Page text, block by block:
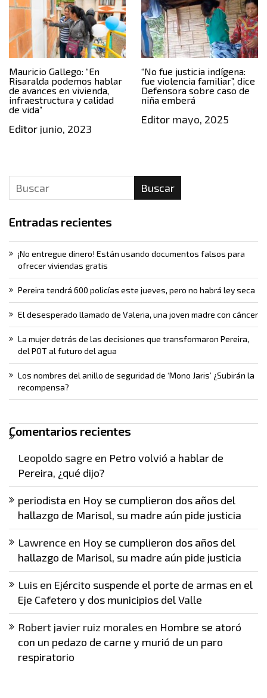
Mauricio Gallego: “En
Risaralda podemos hablar
de avances en vivienda,
infraestructura y calidad
de vida”
Editor junio, 2023
“No fue justicia indígena:
fue violencia familiar”, dice
Defensora sobre caso de
niña emberá
Editormayo, 2025
Buscar
Entradas recientes
¡No entregue dinero! Están usando documentos falsos para
ofrecer viviendas gratis
Pereira tendrá 600 policías este jueves, pero no habrá ley seca
El desesperado llamado de Valeria, una joven madre con cáncer
La mujer detrás de las decisiones que transformaron Pereira,
del POT al futuro del agua
Los nombres del anillo de seguridad de ‘Mono Jaris’ ¿Subirán la
recompensa?
Comentarios recientes
Leopoldo sagre en Petro volvió a hablar de
Pereira, ¿qué dijo?
periodista en Hoy se cumplieron dos años del
hallazgo de Marisol, su madre aún pide justicia
Lawrence en Hoy se cumplieron dos años del
hallazgo de Marisol, su madre aún pide justicia
Luis en Ejército suspende el porte de armas en el
Eje Cafetero y dos municipios del Valle
Robert javier ruiz morales en Hombre se atoró
con un pedazo de carne y murió de un paro
respiratorio